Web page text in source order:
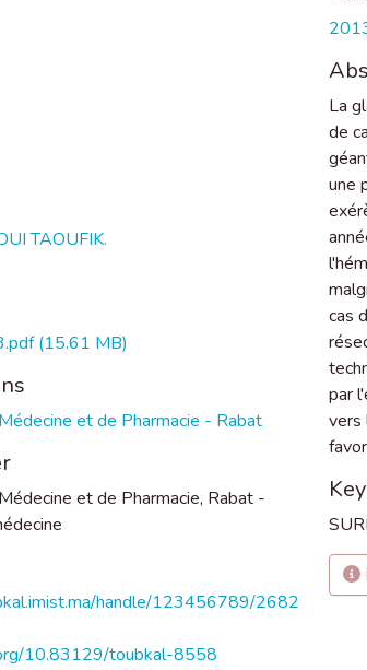
TAOUFIK.
(15.61 MB)
et de Pharmacie - Rabat
et de Pharmacie, Rabat -
handle/123456789/2682
10.83129/toubkal-8558
La
de
une
cas
par
vers